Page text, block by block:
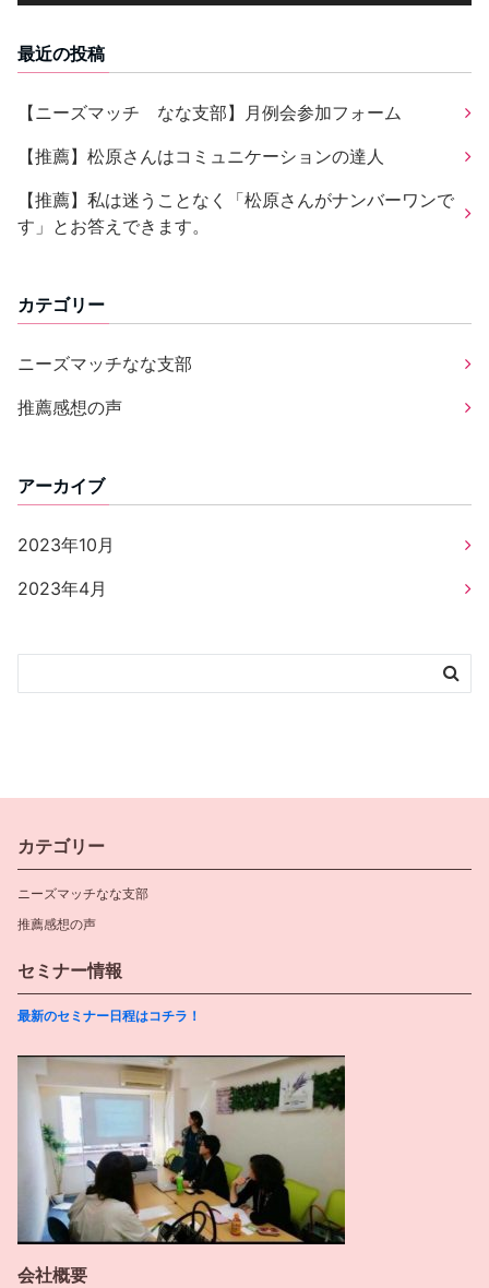
最近の投稿
【ニーズマッチ なな支部】月例会参加フォーム
【推薦】松原さんはコミュニケーションの達人
【推薦】私は迷うことなく「松原さんがナンバーワンで
す」とお答えできます。
カテゴリー
ニーズマッチなな支部
推薦感想の声
アーカイブ
2023年10月
2023年4月
カテゴリー
ニーズマッチなな支部
推薦感想の声
セミナー情報
最新のセミナー日程はコチラ！
会社概要